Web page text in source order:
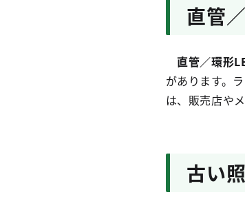
直管
直管／環形
があります。
は、販売店や
古い